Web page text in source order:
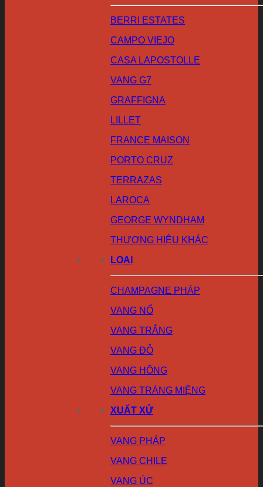
BERRI ESTATES
CAMPO VIEJO
CASA LAPOSTOLLE
VANG G7
GRAFFIGNA
LILLET
FRANCE MAISON
PORTO CRUZ
TERRAZAS
LAROCA
GEORGE WYNDHAM
THƯƠNG HIỆU KHÁC
LOẠI
CHAMPAGNE PHÁP
VANG NỔ
VANG TRẮNG
VANG ĐỎ
VANG HỒNG
VANG TRÁNG MIỆNG
XUẤT XỨ
VANG PHÁP
VANG CHILE
VANG ÚC